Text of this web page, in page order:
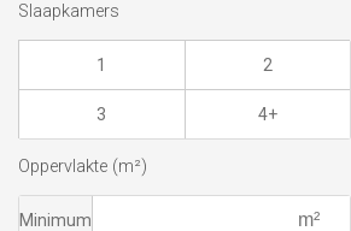
Slaapkamers
1 2
3 4+
Oppervlakte (m²)
Minimum